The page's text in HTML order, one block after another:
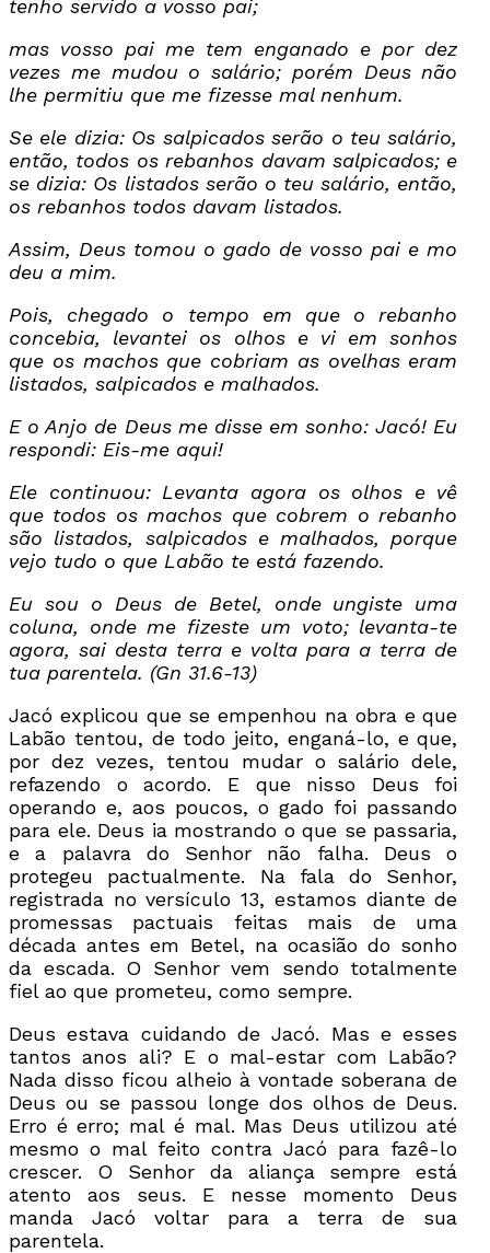
tenho servido a vosso pai;
mas vosso pai me tem enganado e por dez
vezes me mudou o salário; porém Deus não
lhe permitiu que me fizesse mal nenhum.
Se ele dizia: Os salpicados serão o teu salário,
então, todos os rebanhos davam salpicados; e
se dizia: Os listados serão o teu salário, então,
os rebanhos todos davam listados.
Assim, Deus tomou o gado de vosso pai e mo
deu a mim.
Pois, chegado o tempo em que o rebanho
concebia, levantei os olhos e vi em sonhos
que os machos que cobriam as ovelhas eram
listados, salpicados e malhados.
E o Anjo de Deus me disse em sonho: Jacó! Eu
respondi: Eis-me aqui!
Ele continuou: Levanta agora os olhos e vê
que todos os machos que cobrem o rebanho
são listados, salpicados e malhados, porque
vejo tudo o que Labão te está fazendo.
Eu sou o Deus de Betel, onde ungiste uma
coluna, onde me fizeste um voto; levanta-te
agora, sai desta terra e volta para a terra de
tua parentela. (Gn 31.6-13)
Jacó explicou que se empenhou na obra e que
Labão tentou, de todo jeito, enganá-lo, e que,
por dez vezes, tentou mudar o salário dele,
refazendo o acordo. E que nisso Deus foi
operando e, aos poucos, o gado foi passando
para ele. Deus ia mostrando o que se passaria,
e a palavra do Senhor não falha. Deus o
protegeu pactualmente. Na fala do Senhor,
registrada no versículo 13, estamos diante de
promessas pactuais feitas mais de uma
década antes em Betel, na ocasião do sonho
da escada. O Senhor vem sendo totalmente
fiel ao que prometeu, como sempre.
Deus estava cuidando de Jacó. Mas e esses
tantos anos ali? E o mal-estar com Labão?
Nada disso ficou alheio à vontade soberana de
Deus ou se passou longe dos olhos de Deus.
Erro é erro; mal é mal. Mas Deus utilizou até
mesmo o mal feito contra Jacó para fazê-lo
crescer. O Senhor da aliança sempre está
atento aos seus. E nesse momento Deus
manda Jacó voltar para a terra de sua
parentela.